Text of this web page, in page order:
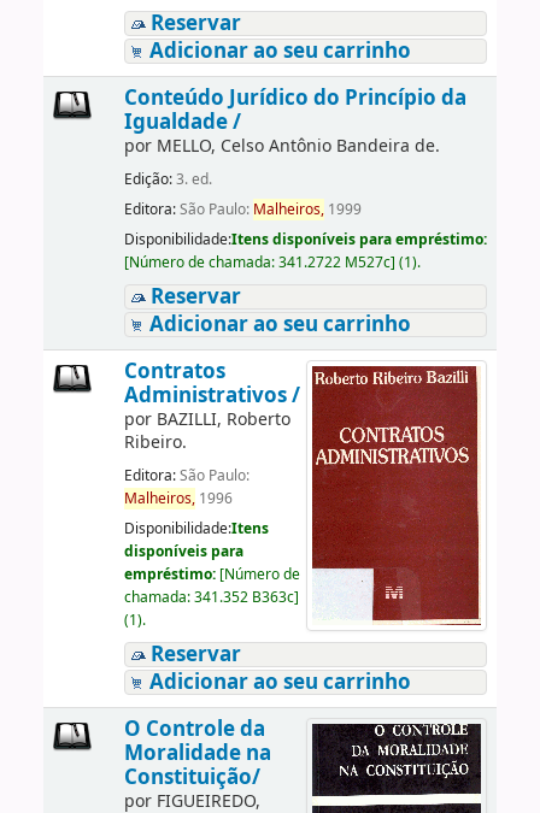
Reservar
Adicionar ao seu carrinho
Conteúdo Jurídico do Princípio da
Igualdade /
por MELLO, Celso Antônio Bandeira de.
Edição:3. ed.
Editora:São Paulo: Malheiros,1999
Disponibilidade:Itens disponíveis para empréstimo:
[Número de chamada:341.2722 M527c] (1).
Reservar
Adicionar ao seu carrinho
Contratos
Administrativos /
por BAZILLI, Roberto
Ribeiro.
Editora:São Paulo:
Malheiros,1996
Disponibilidade:Itens
disponíveis para
empréstimo: [Número de
chamada:341.352 B363c]
(1).
Reservar
Adicionar ao seu carrinho
O Controle da
Moralidade na
Constituição/
por FIGUEIREDO,